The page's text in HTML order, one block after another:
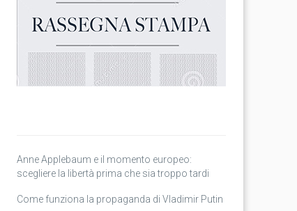
Anne Applebaum e il momento europeo:
scegliere la libertà prima che sia troppo tardi
Come funziona la propaganda di Vladimir Putin